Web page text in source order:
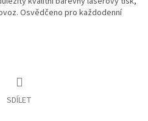
Osvědčeno pro každodenní
SDÍLET